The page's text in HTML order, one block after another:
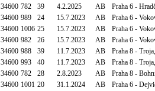
34600 782 39 4.2.2025 AB
Praha 6 -
34600 989 24 15.7.2023 AB
Praha 6 -
34600 1006 25 15.7.2023 AB
Praha 6 -
34600 982 26 15.7.2023 AB
Praha 6 -
34600 988 39 11.7.2023 AB
Praha 8 -
34600 993 40 11.7.2023 AB
Praha 8 -
34600 782 28 2.8.2023 AB
Praha 8 -
34600 1001 20 31.1.2024 AB
Praha 6 -